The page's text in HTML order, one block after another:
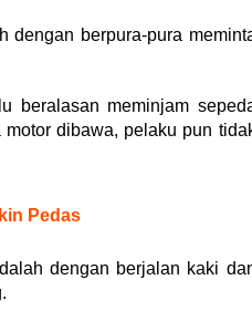
dengan berpura-pura
beralasan meminjam
dibawa, pelaku pun
Pedas
dengan berjalan kaki